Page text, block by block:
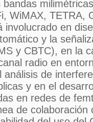
WiMAX, TETRA,
involucrado en
y la
y CBTC), en la
radio en
análisis de
y en el
en redes de
de colaboración